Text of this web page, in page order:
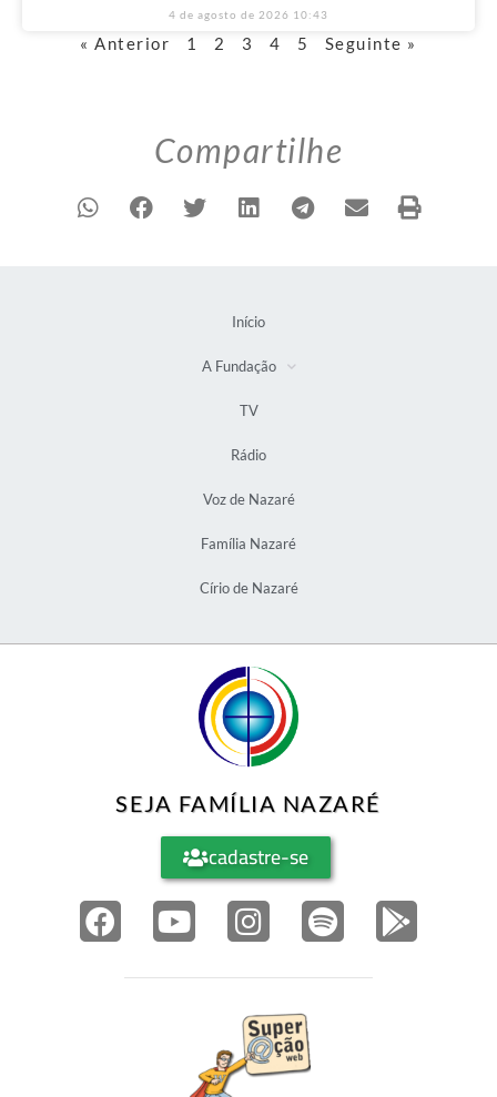
4 de agosto de 2026 10:43
« Anterior 1 2 3 4 5 Seguinte »
Compartilhe
Início
A Fundação
TV
Rádio
Voz de Nazaré
Família Nazaré
Círio de Nazaré
SEJA FAMÍLIA NAZARÉ
cadastre-se